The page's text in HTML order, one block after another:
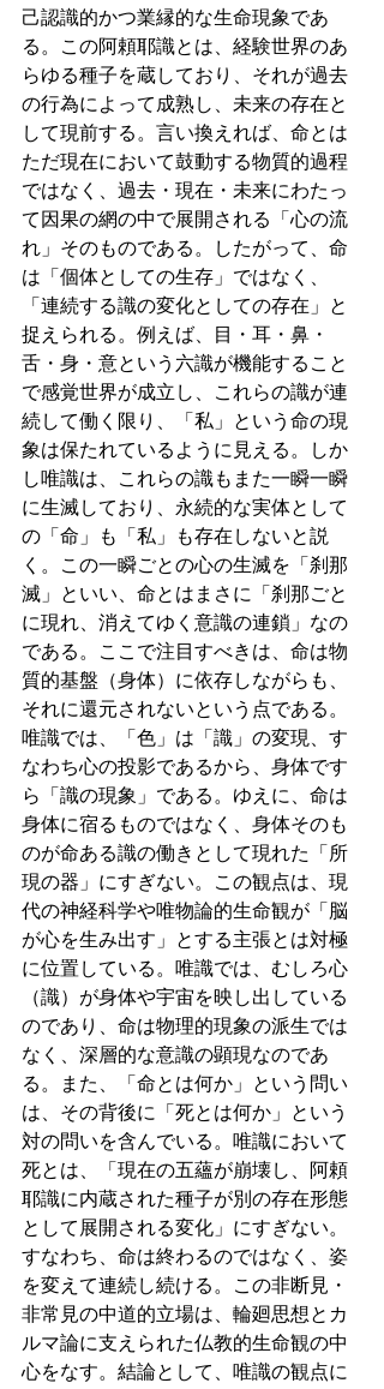
己認識的かつ業縁的な生命現象であ
る。この阿頼耶識とは、経験世界のあ
らゆる種子を蔵しており、それが過去
の行為によって成熟し、未来の存在と
して現前する。言い換えれば、命とは
ただ現在において鼓動する物質的過程
ではなく、過去・現在・未来にわたっ
て因果の網の中で展開される「心の流
れ」そのものである。したがって、命
は「個体としての生存」ではなく、
「連続する識の変化としての存在」と
捉えられる。例えば、目・耳・鼻・
舌・身・意という六識が機能すること
で感覚世界が成立し、これらの識が連
続して働く限り、「私」という命の現
象は保たれているように見える。しか
し唯識は、これらの識もまた一瞬一瞬
に生滅しており、永続的な実体として
の「命」も「私」も存在しないと説
く。この一瞬ごとの心の生滅を「刹那
滅」といい、命とはまさに「刹那ごと
に現れ、消えてゆく意識の連鎖」なの
である。ここで注目すべきは、命は物
質的基盤（身体）に依存しながらも、
それに還元されないという点である。
唯識では、「色」は「識」の変現、す
なわち心の投影であるから、身体です
ら「識の現象」である。ゆえに、命は
身体に宿るものではなく、身体そのも
のが命ある識の働きとして現れた「所
現の器」にすぎない。この観点は、現
代の神経科学や唯物論的生命観が「脳
が心を生み出す」とする主張とは対極
に位置している。唯識では、むしろ心
（識）が身体や宇宙を映し出している
のであり、命は物理的現象の派生では
なく、深層的な意識の顕現なのであ
る。また、「命とは何か」という問い
は、その背後に「死とは何か」という
対の問いを含んでいる。唯識において
死とは、「現在の五蘊が崩壊し、阿頼
耶識に内蔵された種子が別の存在形態
として展開される変化」にすぎない。
すなわち、命は終わるのではなく、姿
を変えて連続し続ける。この非断見・
非常見の中道的立場は、輪廻思想とカ
ルマ論に支えられた仏教的生命観の中
心をなす。結論として、唯識の観点に